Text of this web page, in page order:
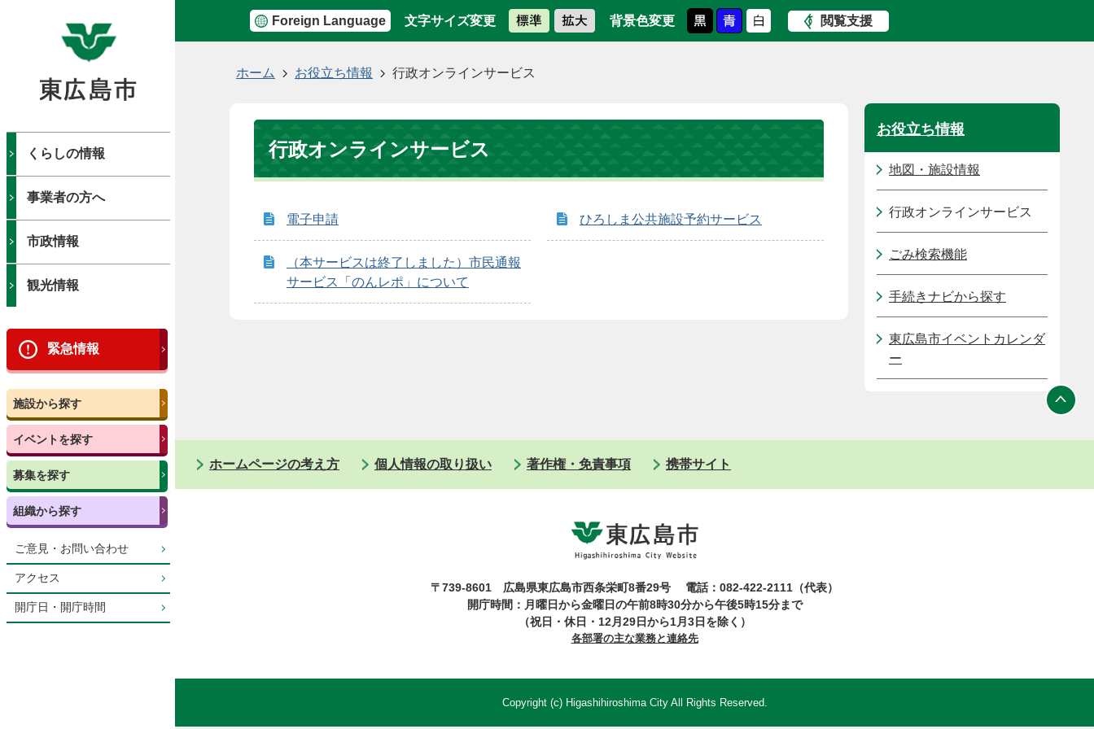
Foreign Language 文字サイズ変更 背景色変更 閲覧支援
くらしの情報
事業者の方へ
市政情報
観光情報
緊急情報
施設から探す
イベントを探す
募集を探す
組織から探す
ご意見・お問い合わせ
アクセス
開庁日・開庁時間
ホーム お役立ち情報 行政オンラインサービス
行政オンラインサービス
電子申請 ひろしま公共施設予約サービス
（本サービスは終了しました）市民通報
サービス「のんレポ」について
お役立ち情報
地図・施設情報
行政オンラインサービス
ごみ検索機能
手続きナビから探す
東広島市イベントカレンダ
ー
ホームページの考え方 個人情報の取り扱い 著作権・免責事項 携帯サイト
〒739-8601 広島県東広島市西条栄町8番29号
電話：082-422-2111（代表）
開庁時間：月曜日から金曜日の午前8時30分から午後5時15分まで
（祝日・休日・12月29日から1月3日を除く）
各部署の主な業務と連絡先
Copyright (c) Higashihiroshima City All Rights Reserved.